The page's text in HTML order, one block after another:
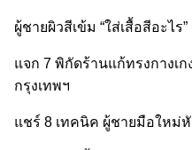
ผู้ชายผิวสีเข้ม “ใส่เสื้อสีอะไร
แจก 7 พิกัดร้านแก้ทรงกางเ
กรุงเทพฯ
แชร์ 8 เทคนิค ผู้ชายมือใหม่